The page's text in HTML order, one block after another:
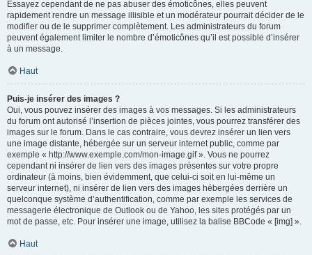
Essayez cependant de ne pas abuser des émoticônes, elles peuvent
rapidement rendre un message illisible et un modérateur pourrait décider de le
modifier ou de le supprimer complètement. Les administrateurs du forum
peuvent également limiter le nombre d’émoticônes qu’il est possible d’insérer
à un message.
Haut
Puis-je insérer des images ?
Oui, vous pouvez insérer des images à vos messages. Si les administrateurs
du forum ont autorisé l’insertion de pièces jointes, vous pourrez transférer des
images sur le forum. Dans le cas contraire, vous devrez insérer un lien vers
une image distante, hébergée sur un serveur internet public, comme par
exemple « http://www.exemple.com/mon-image.gif ». Vous ne pourrez
cependant ni insérer de lien vers des images présentes sur votre propre
ordinateur (à moins, bien évidemment, que celui-ci soit en lui-même un
serveur internet), ni insérer de lien vers des images hébergées derrière un
quelconque système d’authentification, comme par exemple les services de
messagerie électronique de Outlook ou de Yahoo, les sites protégés par un
mot de passe, etc. Pour insérer une image, utilisez la balise BBCode « [img] ».
Haut